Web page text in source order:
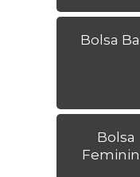
Bolsa
Bolsa